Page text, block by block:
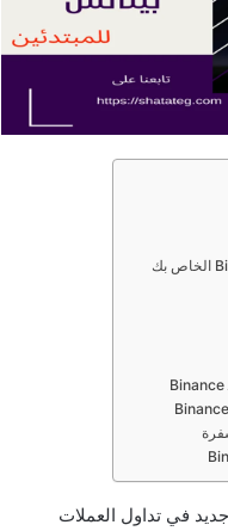
في تداول العملات